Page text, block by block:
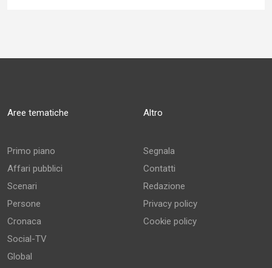
Aree tematiche
Primo piano
Affari pubblici
Scenari
Persone
Cronaca
Social-TV
Global
Altro
Segnala
Contatti
Redazione
Privacy policy
Cookie policy